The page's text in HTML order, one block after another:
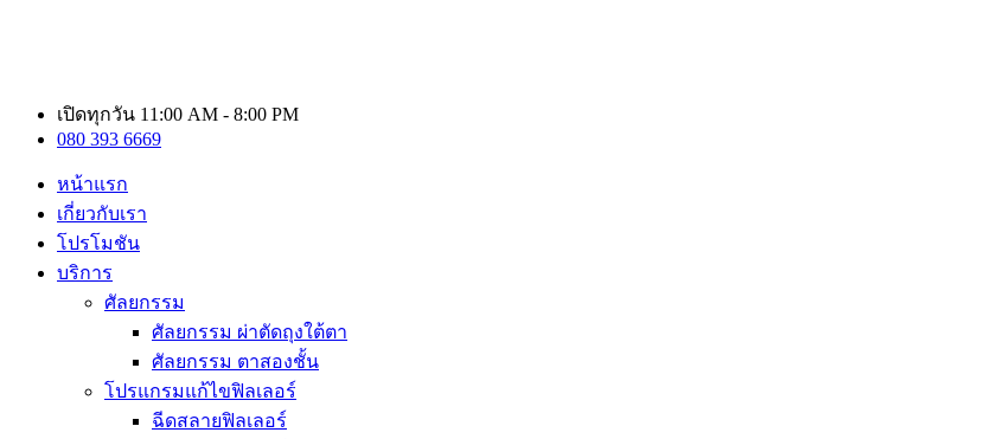
เปิดทุกวัน 11:00 AM - 8:00 PM
080 393 6669
หน้าแรก
เกี่ยวกับเรา
โปรโมชัน
บริการ
ศัลยกรรม
ศัลยกรรม ผ่าตัดถุงใต้ตา
ศัลยกรรม ตาสองชั้น
โปรแกรมแก้ไขฟิลเลอร์
ฉีดสลายฟิลเลอร์